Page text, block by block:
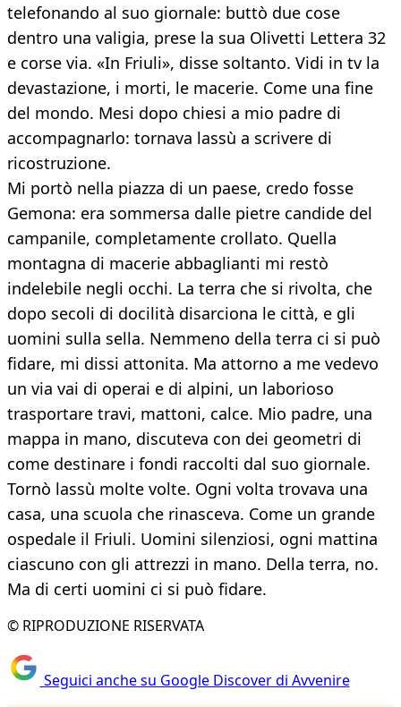
telefonando al suo giornale: buttò due cose
dentro una valigia, prese la sua Olivetti Lettera 32
e corse via. «In Friuli», disse soltanto. Vidi in tv la
devastazione, i morti, le macerie. Come una fine
del mondo. Mesi dopo chiesi a mio padre di
accompagnarlo: tornava lassù a scrivere di
ricostruzione.
Mi portò nella piazza di un paese, credo fosse
Gemona: era sommersa dalle pietre candide del
campanile, completamente crollato. Quella
montagna di macerie abbaglianti mi restò
indelebile negli occhi. La terra che si rivolta, che
dopo secoli di docilità disarciona le città, e gli
uomini sulla sella. Nemmeno della terra ci si può
fidare, mi dissi attonita. Ma attorno a me vedevo
un via vai di operai e di alpini, un laborioso
trasportare travi, mattoni, calce. Mio padre, una
mappa in mano, discuteva con dei geometri di
come destinare i fondi raccolti dal suo giornale.
Tornò lassù molte volte. Ogni volta trovava una
casa, una scuola che rinasceva. Come un grande
ospedale il Friuli. Uomini silenziosi, ogni mattina
ciascuno con gli attrezzi in mano. Della terra, no.
Ma di certi uomini ci si può fidare.
© RIPRODUZIONE RISERVATA
Seguici anche su Google Discover di Avvenire